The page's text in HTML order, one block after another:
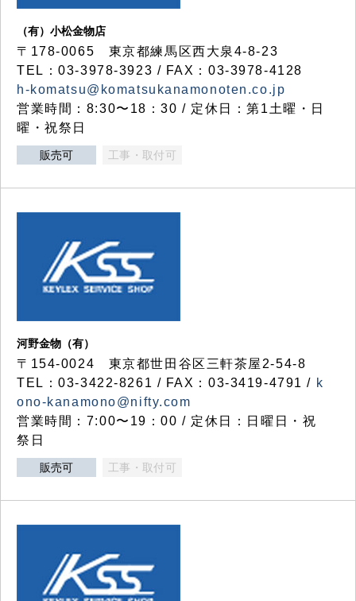
（有）小松金物店
〒178-0065 東京都練馬区西大泉4-8-23
TEL：03-3978-3923 / FAX：03-3978-4128
h-komatsu@komatsukanamonoten.co.jp
営業時間：8:30〜18：30 / 定休日：第1土曜・日
曜・祝祭日
販売可 工事・取付可
河野金物（有）
〒154-0024 東京都世田谷区三軒茶屋2-54-8
TEL：03-3422-8261 / FAX：03-3419-4791 / k
ono-kanamono@nifty.com
営業時間：7:00〜19：00 / 定休日：日曜日・祝
祭日
販売可 工事・取付可